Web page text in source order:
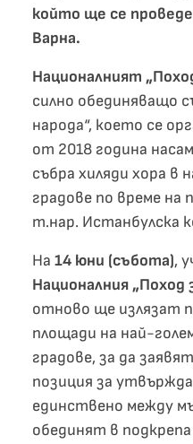
който ще се
Варна.
Националният
силно обединяващо
народа“, което се
от 2018 година
събра хиляди хора в
градове по време
т.нар. Истанбулска
На 14 юни (събота),
Националния
отново ще излязат
площади на най-
градове, за да
позиция за
единствено между
обединят в